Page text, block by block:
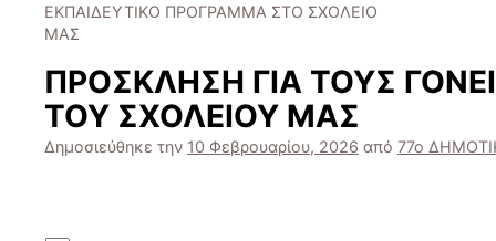
ΕΚΠΑΙΔΕΥΤΙΚΟ ΠΡΟΓΡΑΜΜΑ ΣΤΟ ΣΧΟΛΕΙΟ
ΜΑΣ
ΠΡΟΣΚΛΗΣΗ ΓΙΑ ΤΟΥΣ
ΤΟΥ ΣΧΟΛΕΙΟΥ ΜΑΣ
Δημοσιεύθηκε την 10 Φεβρουαρίου, 2026 από 77ο